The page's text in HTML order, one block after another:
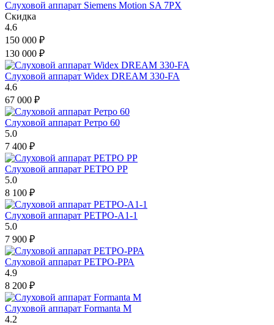
Слуховой аппарат Siemens Motion SA 7PX
Скидка
4.6
150 000 ₽
130 000 ₽
Слуховой аппарат Widex DREAM 330-FA
4.6
67 000 ₽
Слуховой аппарат Ретро 60
5.0
7 400 ₽
Слуховой аппарат РЕТРО РР
5.0
8 100 ₽
Слуховой аппарат РЕТРО-А1-1
5.0
7 900 ₽
Слуховой аппарат РЕТРО-РРА
4.9
8 200 ₽
Слуховой аппарат Formanta M
4.2